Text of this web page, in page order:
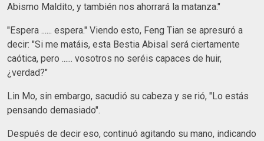
Abismo Maldito, y también nos ahorrará la matanza."
"Espera ...... espera." Viendo esto, Feng Tian se apresuró a
decir: "Si me matáis, esta Bestia Abisal será ciertamente
caótica, pero ...... vosotros no seréis capaces de huir,
¿verdad?"
Lin Mo, sin embargo, sacudió su cabeza y se rió, "Lo estás
pensando demasiado".
Después de decir eso, continuó agitando su mano, indicando